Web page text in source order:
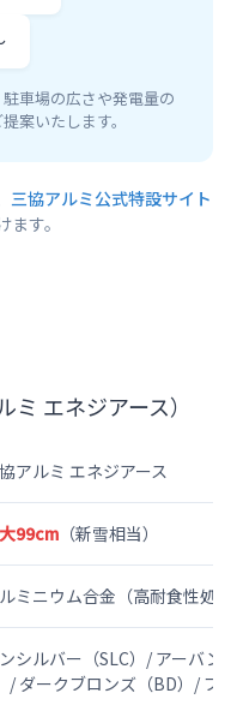
車場の広さや発電量の
案いたします。
三協アルミ公式特設サイト
す。
エネジアース）
アルミ エネジアース
99cm （新雪相当）
ミニウム合金（高耐食性処
シルバー（SLC）/ アーバン
/ ダークブロンズ（BD）/ ブ